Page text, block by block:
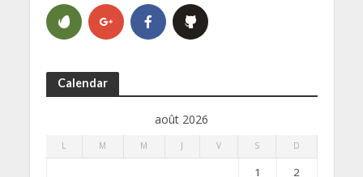
Calendar
août 2026
L M M J V S D
1
2